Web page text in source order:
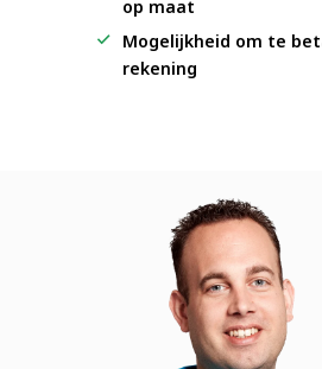
op maat
Mogelijkheid om te
rekening